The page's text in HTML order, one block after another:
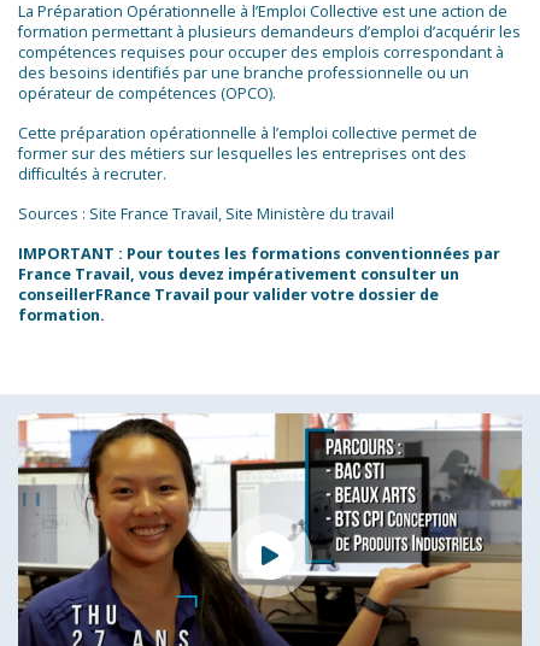
La Préparation Opérationnelle à l’Emploi Collective est une action de
formation permettant à plusieurs demandeurs d’emploi d’acquérir les
compétences requises pour occuper des emplois correspondant à
des besoins identifiés par une branche professionnelle ou un
opérateur de compétences (OPCO).
Cette préparation opérationnelle à l’emploi collective permet de
former sur des métiers sur lesquelles les entreprises ont des
difficultés à recruter.
Sources : Site France Travail, Site Ministère du travail
IMPORTANT : Pour toutes les formations conventionnées par
France Travail, vous devez impérativement consulter un
conseillerFRance Travail pour valider votre dossier de
formation.